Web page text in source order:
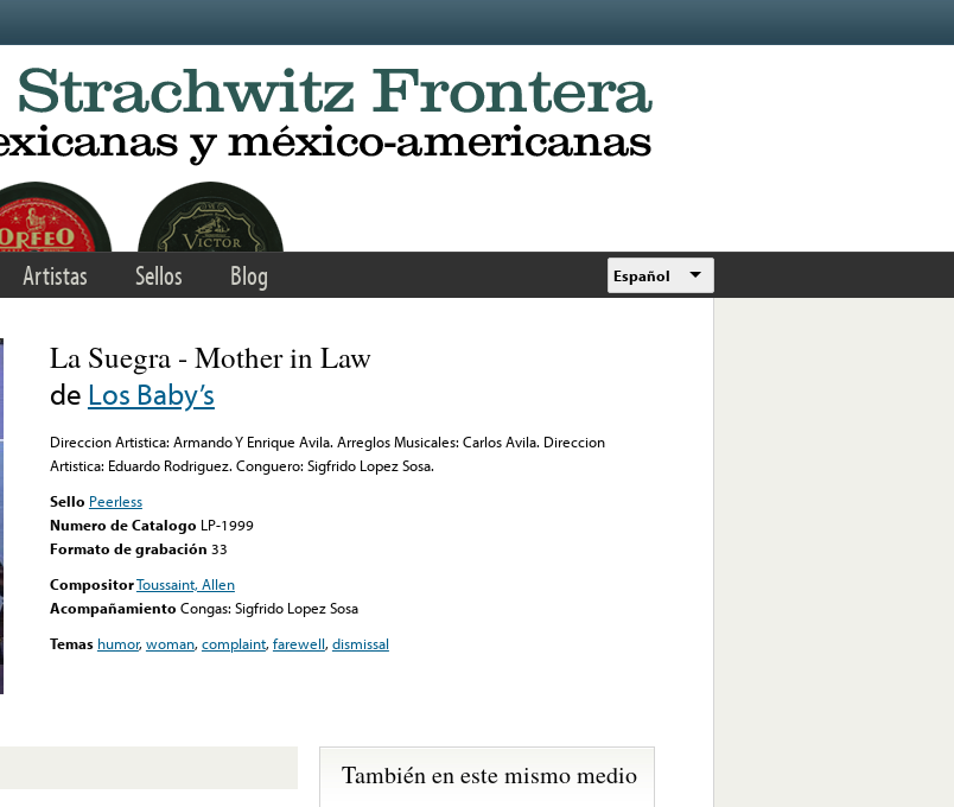
Artistas Sellos Blog Español
La Suegra - Mother in Law
de Los Baby’s
Direccion Artistica: Armando Y Enrique Avila. Arreglos Musicales: Carlos Avila. Direccion
Artistica: Eduardo Rodriguez. Conguero: Sigfrido Lopez Sosa.
Sello Peerless
Numero de Catalogo LP-1999
Formato de grabación 33
CompositorToussaint, Allen
Acompañamiento Congas: Sigfrido Lopez Sosa
Temas humor,woman,complaint,farewell,dismissal
También en este mismo medio